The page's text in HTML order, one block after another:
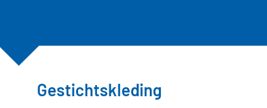
Gestichtskleding